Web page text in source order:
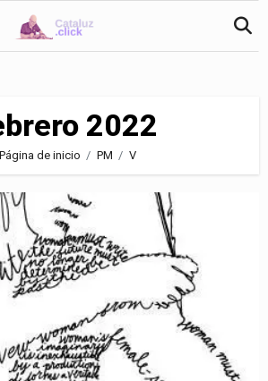
2022
Página de inicio PM V